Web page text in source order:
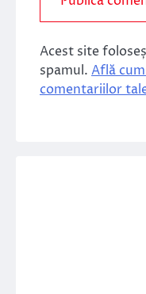
Acest site
spamul. Află
comentariilor